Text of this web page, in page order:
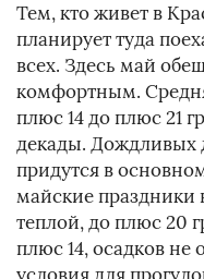
Тем, кто живет в
планирует туда
всех. Здесь май
комфортным.
плюс 14 до плюс 21
декады. Дождливых
придутся в
майские праздники
теплой, до плюс 20
плюс 14, осадков не